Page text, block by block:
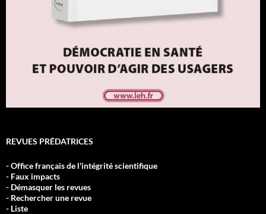
REVUES PRÉDATRICES
- Office français de l'intégrité scientifique
- Faux impacts
- Démasquer les revues
- Rechercher une revue
- Liste